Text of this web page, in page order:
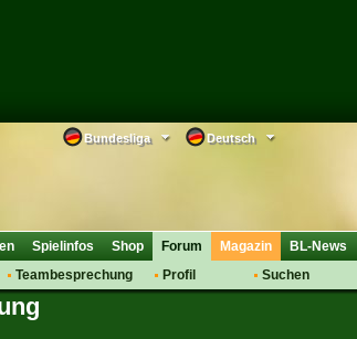
Deutsch
Bundesliga
Spielinfos Shop
Forum
Teambesprechung
Bewertungen
Profil
Suchen
Magazin BL-News